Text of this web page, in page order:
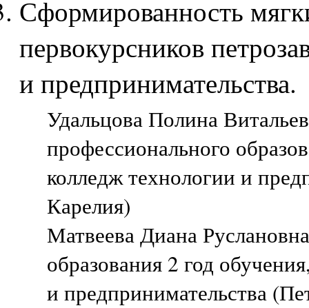
Сформированность
первокурсников
и предпринимательства.
Удальцова Полина
профессионального
колледж технологии и
Карелия)
Матвеева Диана
образования 2 год
и предпринимательства